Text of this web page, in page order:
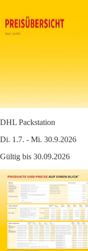
DHL Packstation
Di. 1.7. - Mi. 30.9.2026
Gültig bis 30.09.2026